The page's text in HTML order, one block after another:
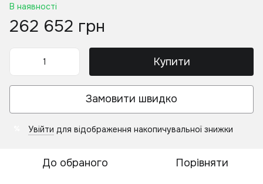
В наявності
262 652 грн
Купити
Замовити швидко
Увійти для відображення накопичувальної знижки
До обраного Порівняти